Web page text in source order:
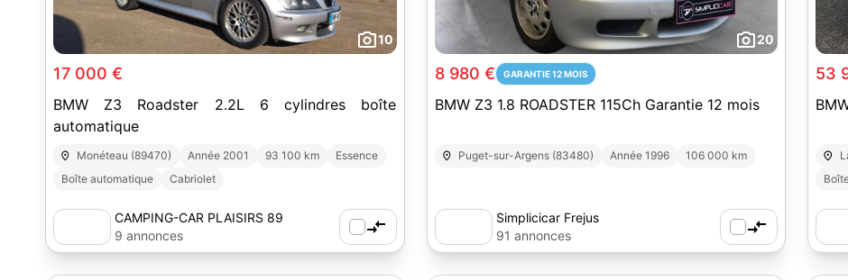
10
17 000 €
BMW Z3 Roadster 2.2L 6 cylindres boîte
automatique
Monéteau (89470) Année 2001 93 100 km
Essence
Boîte automatique
Cabriolet
CAMPING-CAR PLAISIRS 89
9 annonces
20
8 980 € GARANTIE 12 MOIS
BMW Z3 1.8 ROADSTER 115Ch Garantie 12 mois
Puget-sur-Argens (83480) Année 1996 106 000 km
Simplicicar Frejus
91 annonces
53